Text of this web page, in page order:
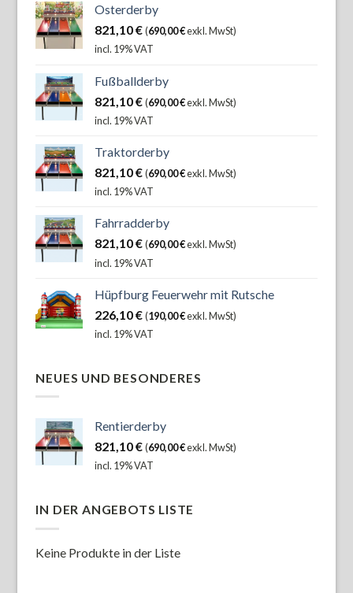
Osterderby
821,10€ (690,00€exkl. MwSt)
incl. 19% VAT
Fußballderby
821,10€ (690,00€exkl. MwSt)
incl. 19% VAT
Traktorderby
821,10€ (690,00€exkl. MwSt)
incl. 19% VAT
Fahrradderby
821,10€ (690,00€exkl. MwSt)
incl. 19% VAT
Hüpfburg Feuerwehr mit Rutsche
226,10€ (190,00€exkl. MwSt)
incl. 19% VAT
NEUES UND BESONDERES
Rentierderby
821,10€ (690,00€exkl. MwSt)
incl. 19% VAT
IN DER ANGEBOTS LISTE
Keine Produkte in der Liste